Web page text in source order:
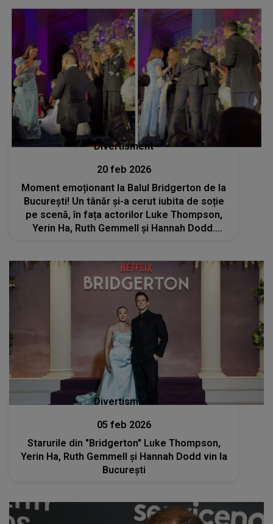
Divertisment
20 feb 2026
Moment emoționant la Balul Bridgerton de la
București! Un tânăr și-a cerut iubita de soție
pe scenă, în fața actorilor Luke Thompson,
Yerin Ha, Ruth Gemmell şi Hannah Dodd.
Divertisment
05 feb 2026
Starurile din "Bridgerton" Luke Thompson,
Yerin Ha, Ruth Gemmell şi Hannah Dodd vin la
Bucureşti